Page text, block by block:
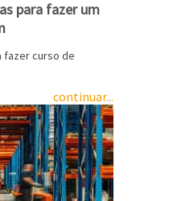
para fazer um
fazer curso de
continuar...